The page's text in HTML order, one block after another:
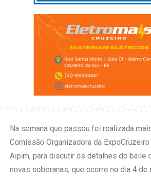
Na semana que passou foi realizada
Comissão Organizadora da
Aipim, para discutir os detalhes do baile
novas soberanas, que ocorre no dia 4 de